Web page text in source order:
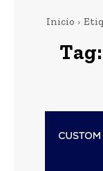
Inicio
Tag: